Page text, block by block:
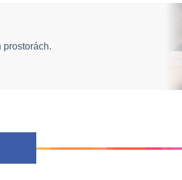
prostorách.